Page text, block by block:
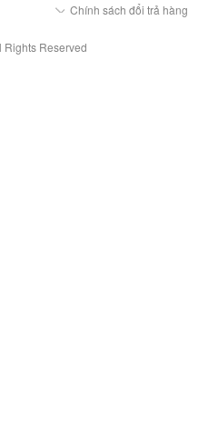
Chính sách đổi trả hàng
Rights Reserved